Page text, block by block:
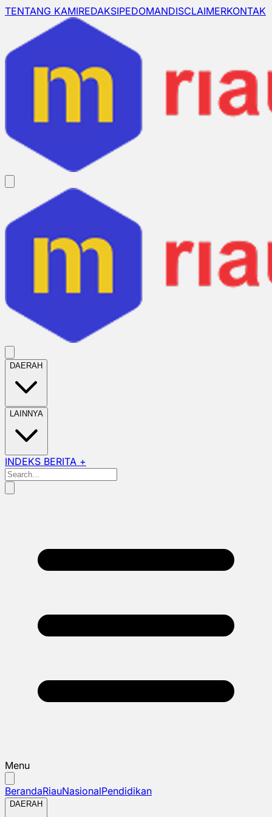
TENTANG KAMIREDAKSIPEDOMANDISCLAIMERKONTAK
DAERAH
LAINNYA
INDEKS BERITA +
Menu
BerandaRiauNasionalPendidikan
DAERAH